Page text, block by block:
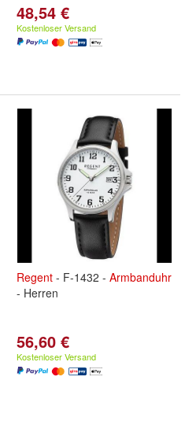
48,54 €
Kostenloser Versand
Regent - F-1432 - Armbanduhr
- Herren
56,60 €
Kostenloser Versand